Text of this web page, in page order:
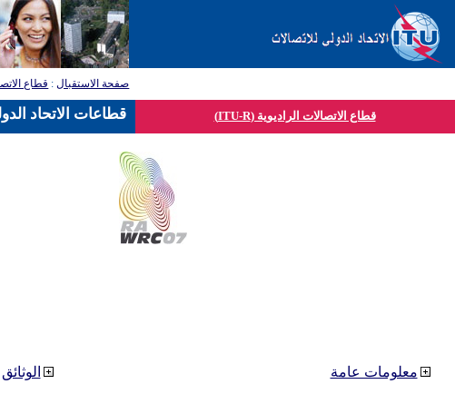
صفحة الاستقبال: قطاع
قطاع الاتصالات الراديوية (ITU-R)
الوثائق معلومات عامة
قطاعات الاتحاد